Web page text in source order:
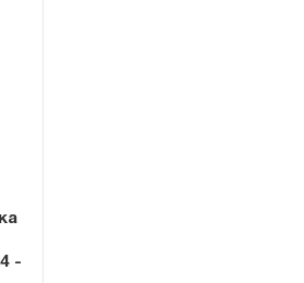
-